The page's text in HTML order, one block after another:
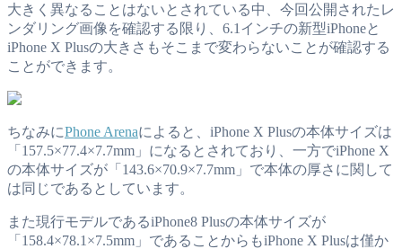
大きく異なることはないとされている中、今回公開されたレ
ンダリング画像を確認する限り、6.1インチの新型iPhoneと
iPhone X Plusの大きさもそこまで変わらないことが確認する
ことができます。
ちなみにPhone Arenaによると、iPhone X Plusの本体サイズは
「157.5×77.4×7.7mm」になるとされており、一方でiPhone X
の本体サイズが「143.6×70.9×7.7mm」で本体の厚さに関して
は同じであるとしています。
また現行モデルであるiPhone8 Plusの本体サイズが
「158.4×78.1×7.5mm」であることからもiPhone X Plusは僅か